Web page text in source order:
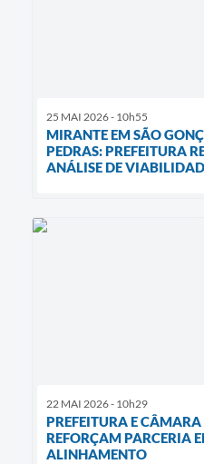
25 MAI 2026 - 10h55
MIRANTE EM SÃO
PEDRAS: PREFEITURA
ANÁLISE DE
22 MAI 2026 - 10h29
PREFEITURA E
REFORÇAM PARCERIA
ALINHAMENTO